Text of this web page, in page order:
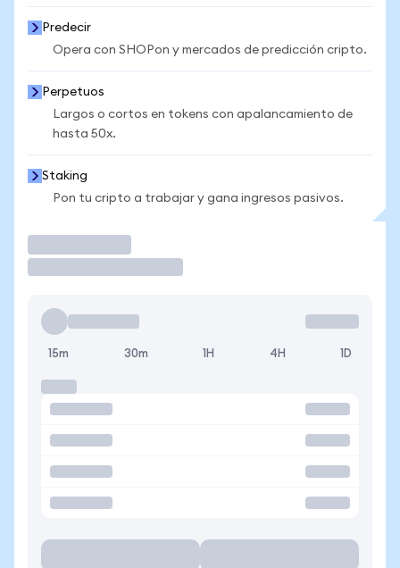
Predecir
Opera con SHOPon y mercados de predicción cripto.
Perpetuos
Largos o cortos en tokens con apalancamiento de
hasta 50x.
Staking
Pon tu cripto a trabajar y gana ingresos pasivos.
15m 30m 1H 4H 1D